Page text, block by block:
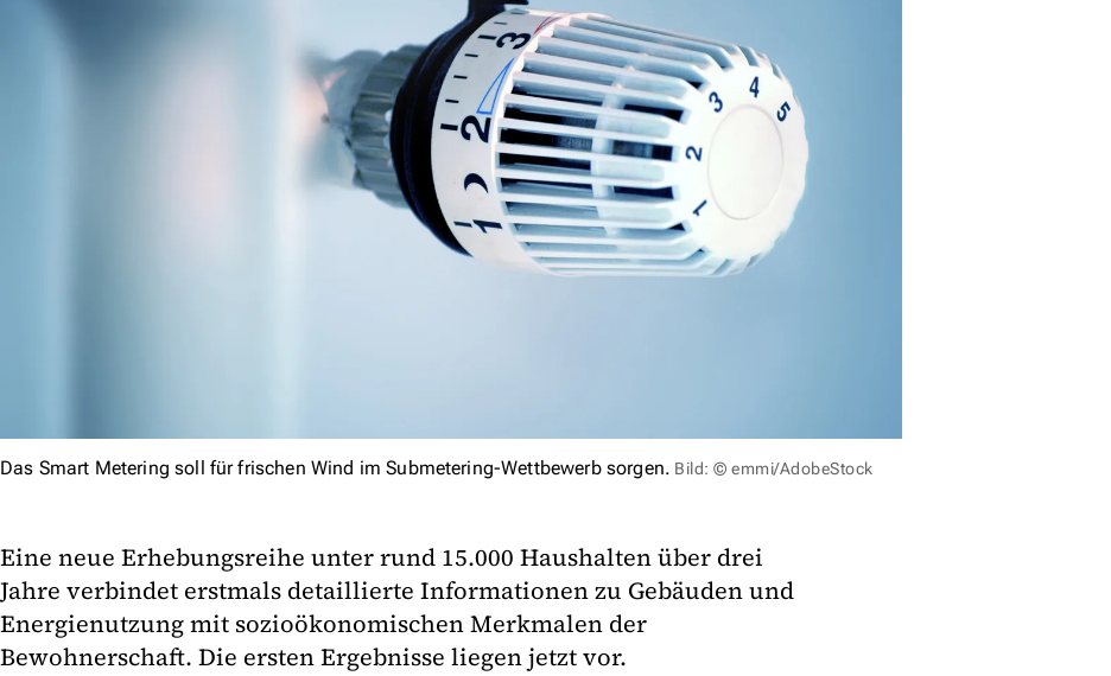
Das Smart Metering soll für frischen Wind im Submetering-Wettbewerb sorgen. Bild: © emmi/AdobeStock
Eine neue Erhebungsreihe unter rund 15.000 Haushalten über drei
Jahre verbindet erstmals detaillierte Informationen zu Gebäuden und
Energienutzung mit sozioökonomischen Merkmalen der
Bewohnerschaft. Die ersten Ergebnisse liegen jetzt vor.